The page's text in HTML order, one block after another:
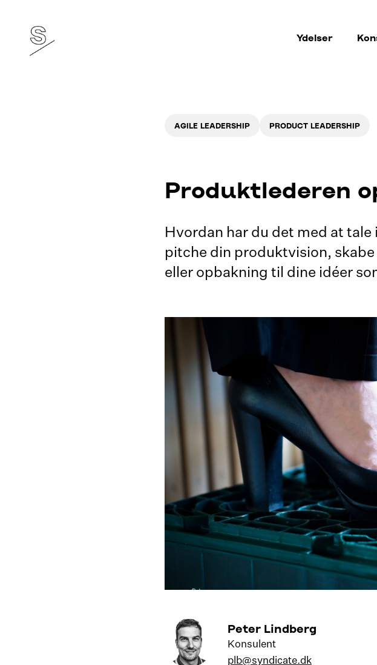
Ydelser
AGILE LEADERSHIP PRODUCT LEADERSHIP
Produktlederen
Hvordan har du det med at
pitche din produktvision,
eller opbakning til dine idéer
Peter Lindberg
Konsulent
plb@syndicate.dk